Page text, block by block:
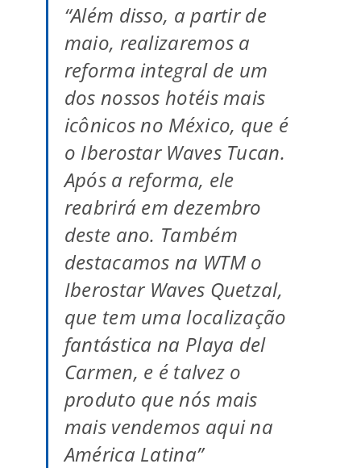
“Além disso, a partir de
maio, realizaremos a
reforma integral de um
dos nossos hotéis mais
icônicos no México, que é
o Iberostar Waves Tucan.
Após a reforma, ele
reabrirá em dezembro
deste ano. Também
destacamos na WTM o
Iberostar Waves Quetzal,
que tem uma localização
fantástica na Playa del
Carmen, e é talvez o
produto que nós mais
mais vendemos aqui na
América Latina”